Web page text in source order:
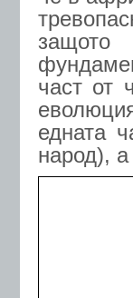
част от
едната
народ), а